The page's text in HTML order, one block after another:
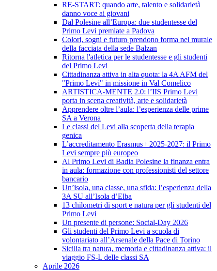
RE-START: quando arte, talento e solidarietà
danno voce ai giovani
Dal Polesine all’Europa: due studentesse del
Primo Levi premiate a Padova
Colori, sogni e futuro prendono forma nel murale
della facciata della sede Balzan
Ritorna l'atletica per le studentesse e gli studenti
del Primo Levi
Cittadinanza attiva in alta quota: la 4A AFM del
"Primo Levi" in missione in Val Comelico
ARTISTICA-MENTE 2.0: l’IIS Primo Levi
porta in scena creatività, arte e solidarietà
Apprendere oltre l’aula: l’esperienza delle prime
SA a Verona
Le classi del Levi alla scoperta della terapia
genica
L’accreditamento Erasmus+ 2025-2027: il Primo
Levi sempre più europeo
Al Primo Levi di Badia Polesine la finanza entra
in aula: formazione con professionisti del settore
bancario
Un’isola, una classe, una sfida: l’esperienza della
3A SU all’Isola d’Elba
13 chilometri di sport e natura per gli studenti del
Primo Levi
Un presente di persone: Social-Day 2026
Gli studenti del Primo Levi a scuola di
volontariato all’Arsenale della Pace di Torino
Sicilia tra natura, memoria e cittadinanza attiva: il
viaggio FS-L delle classi SA
Aprile 2026